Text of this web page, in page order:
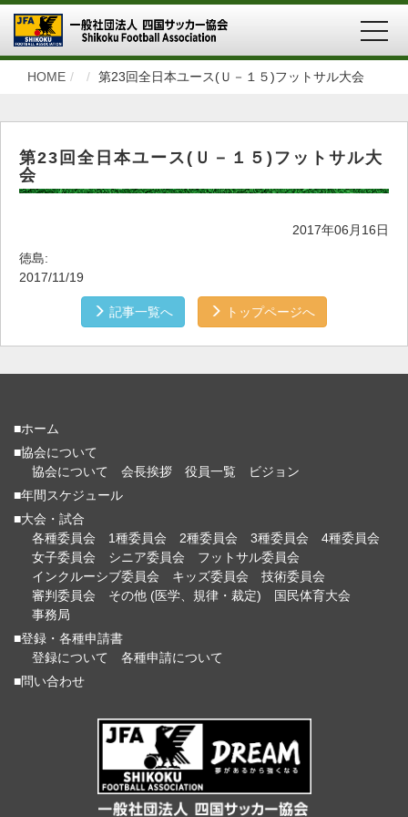
HOME 第23回全日本ユース(Ｕ－１５)フットサル大会
第23回全日本ユース(Ｕ－１５)フットサル大
会
2017年06月16日
徳島:
2017/11/19
記事一覧へ トップページへ
■ホーム
■協会について
協会について
会長挨拶 役員一覧
ビジョン
■年間スケジュール
■大会・試合
各種委員会
1種委員会 2種委員会 3種委員会
4種委員会
女子委員会
シニア委員会
フットサル委員会
インクルーシブ委員会
キッズ委員会
技術委員会
審判委員会
その他 (医学、規律・裁定)
国民体育大会
事務局
■登録・各種申請書
登録について
各種申請について
■問い合わせ